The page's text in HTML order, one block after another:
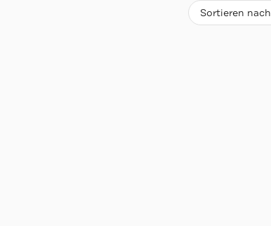
Sortieren nach
Beliebteste